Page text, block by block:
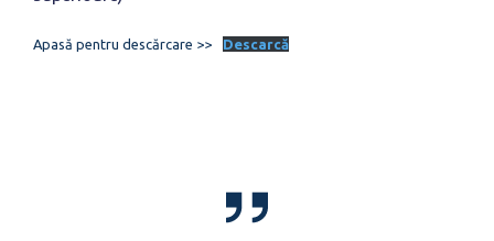
Apasă pentru descărcare >> Descarcă